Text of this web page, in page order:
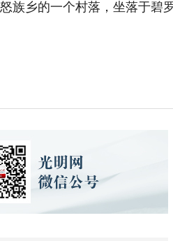
族乡的一个村落，坐落于碧